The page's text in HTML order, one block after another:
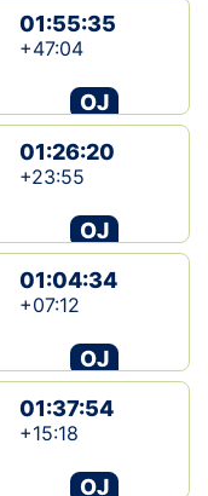
01:55:35
+47:04
OJ
01:26:20
+23:55
OJ
01:04:34
+07:12
OJ
01:37:54
+15:18
OJ